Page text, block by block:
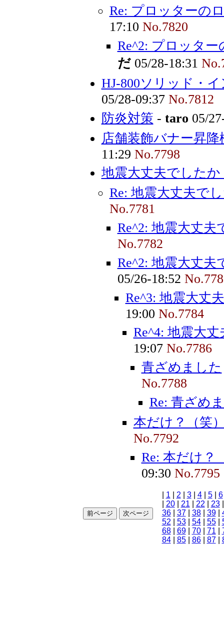
Re: プロッターの
17:10 No.7820
Re^2: プロッタ
だ05/28-18:31
HJ-800ソリッド・
05/28-09:37 No.7812
防炎対策 - taro 05/
店舗装飾バナー昇
11:29 No.7798
地震大丈夫でしたか
Re: 地震大丈夫で
No.7781
Re^2: 地震大丈夫
No.7782
Re^2: 地震大丈夫
05/26-18:52
Re^3: 地震大丈
19:00 No.7784
Re^4: 地震大
19:07 No.7786
青ざめました
No.7788
Re: 青ざめ
本だけ？（笑
No.7792
Re: 本だけ？
09:30 No.7795
1 2 3| 4| 5| 6
20| 21 22 23
36| 37| 38| 39|
52
53| 54| 55|
68| 69| 70| 71
84| 85| 86| 87|